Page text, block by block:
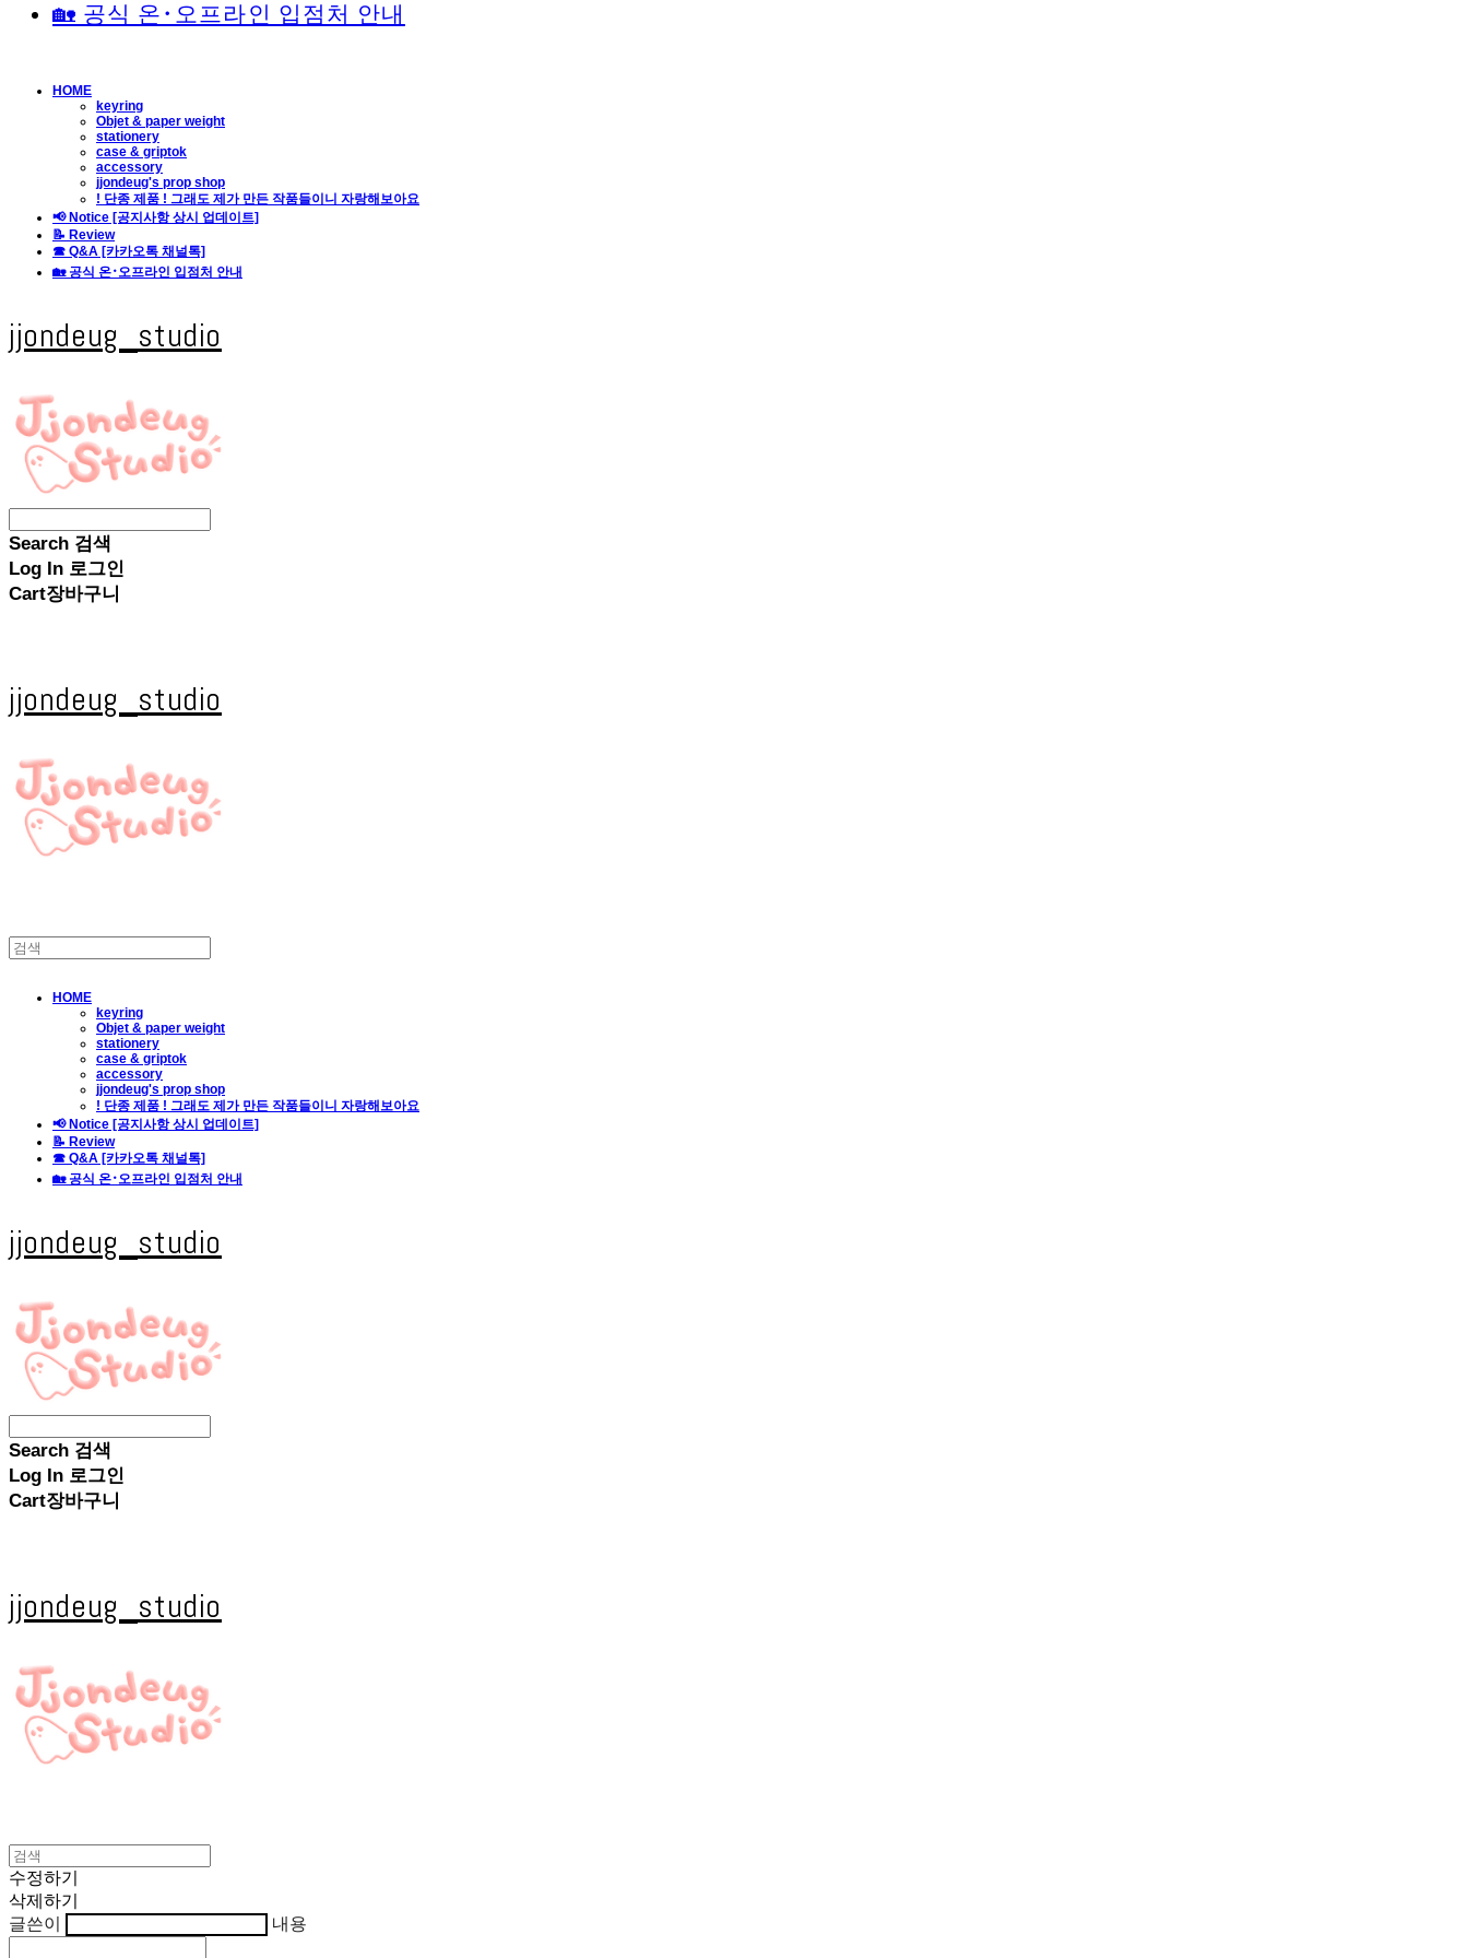
🏡 공식 온･오프라인 입점처 안내
HOME
keyring
Objet & paper weight
stationery
case & griptok
accessory
jjondeug's prop shop
! 단종 제품 ! 그래도 제가 만든 작품들이니 자랑해보아요
📢 Notice [공지사항 상시 업데이트]
📝 Review
☎ Q&A [카카오톡 채널톡]
🏡 공식 온･오프라인 입점처 안내
jjondeug_studio
Search 검색
Log In 로그인
Cart장바구니
jjondeug_studio
HOME
keyring
Objet & paper weight
stationery
case & griptok
accessory
jjondeug's prop shop
! 단종 제품 ! 그래도 제가 만든 작품들이니 자랑해보아요
📢 Notice [공지사항 상시 업데이트]
📝 Review
☎ Q&A [카카오톡 채널톡]
🏡 공식 온･오프라인 입점처 안내
jjondeug_studio
Search 검색
Log In 로그인
Cart장바구니
jjondeug_studio
수정하기
삭제하기
글쓴이
내용